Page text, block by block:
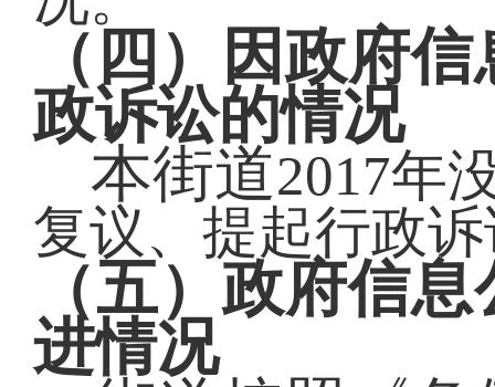
（四）因政府
政诉讼的情况
本街道2017年
复议、提起行政
（五）政府信
进情况